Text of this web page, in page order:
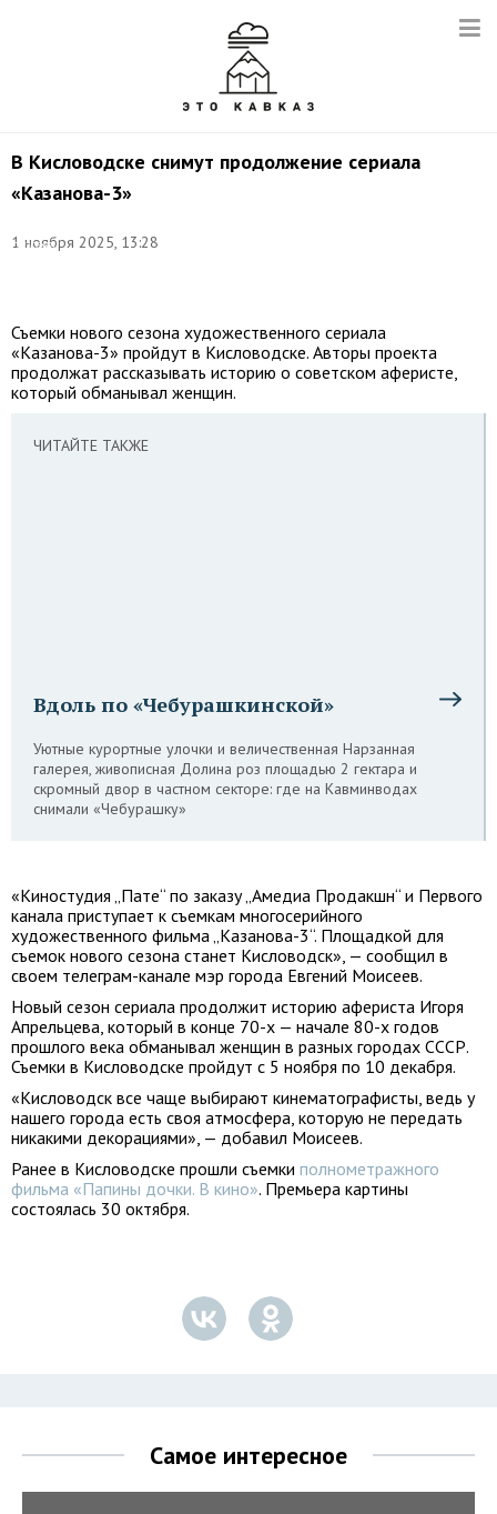
В Кисловодске снимут продолжение сериала
«Казанова-3»
1 ноября 2025, 13:28
соцсети
Съемки нового сезона художественного сериала
«Казанова-3» пройдут в Кисловодске. Авторы проекта
продолжат рассказывать историю о советском аферисте,
который обманывал женщин.
ЧИТАЙТЕ ТАКЖЕ
Вдоль по «Чебурашкинской»
Уютные курортные улочки и величественная Нарзанная
галерея, живописная Долина роз площадью 2 гектара и
скромный двор в частном секторе: где на Кавминводах
снимали «Чебурашку»
«Киностудия „Пате“ по заказу „Амедиа Продакшн“ и Первого
канала приступает к съемкам многосерийного
художественного фильма „Казанова-3“. Площадкой для
съемок нового сезона станет Кисловодск», — сообщил в
своем телеграм-канале мэр города Евгений Моисеев.
Новый сезон сериала продолжит историю афериста Игоря
Апрельцева, который в конце 70-х — начале 80-х годов
прошлого века обманывал женщин в разных городах СССР.
Съемки в Кисловодске пройдут с 5 ноября по 10 декабря.
«Кисловодск все чаще выбирают кинематографисты, ведь у
нашего города есть своя атмосфера, которую не передать
никакими декорациями», — добавил Моисеев.
Ранее в Кисловодске прошли съемки полнометражного
фильма «Папины дочки. В кино». Премьера картины
состоялась 30 октября.
Самое интересное